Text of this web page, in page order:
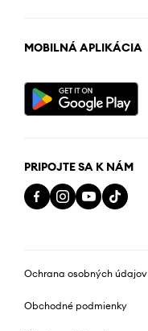
MOBILNÁ APLIKÁCIA
PRIPOJTE SA K NÁM
Ochrana osobných údajov
Obchodné podmienky